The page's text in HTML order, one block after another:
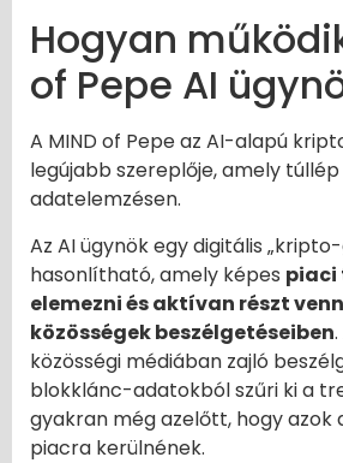
Hogyan
of Pepe AI
A MIND of Pepe az AI-alapú
legújabb szereplője, amely
adatelemzésen.
Az AI ügynök egy digitális
hasonlítható, amely képes piaci
elemezni és aktívan részt
közösségek beszélgetéseiben
közösségi médiában zajló
blokklánc-adatokból szűri ki a
gyakran még azelőtt, hogy azok
piacra kerülnének.